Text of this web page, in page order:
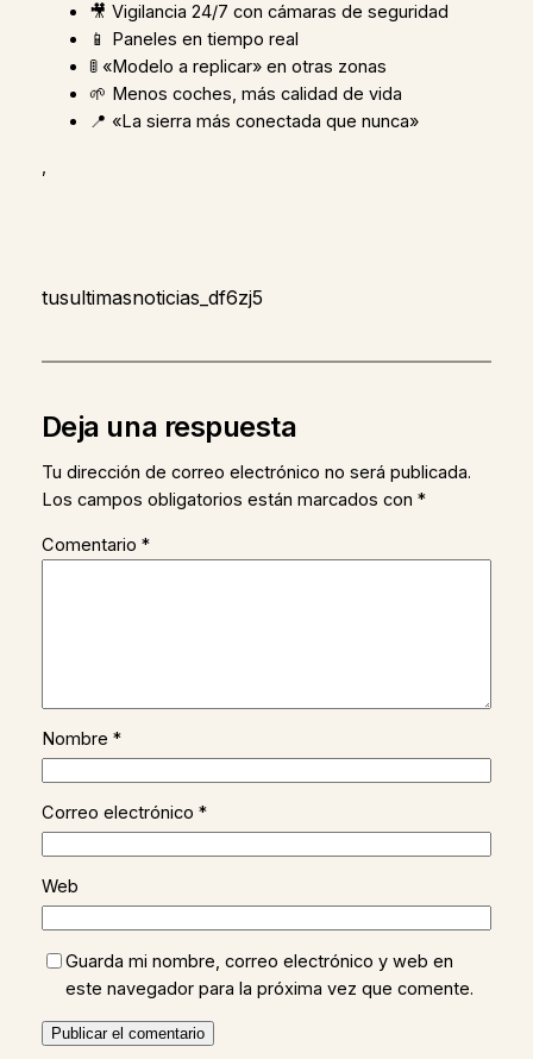
🎥 Vigilancia 24/7 con cámaras de seguridad
📱 Paneles en tiempo real
🚦 «Modelo a replicar» en otras zonas
🌱 Menos coches, más calidad de vida
📍 «La sierra más conectada que nunca»
,
tusultimasnoticias_df6zj5
Deja una respuesta
Tu dirección de correo electrónico no será publicada.
Los campos obligatorios están marcados con *
Comentario *
Nombre *
Correo electrónico *
Web
Guarda mi nombre, correo electrónico y web en
este navegador para la próxima vez que comente.